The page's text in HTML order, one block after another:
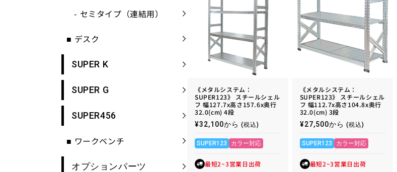
- セミタイプ（連結用）
■ デスク
SUPER K
SUPER G
SUPER456
■ ワークベンチ
オプションパーツ
《メタルシステム：
SUPER123》 スチールシェル
フ 幅127.7x高さ157.6x奥行
32.0(cm) 4段
通
価
格
¥32,100から (税込)
SUPER123 カラー対応
最短2~3営業日出荷
《メタルシステム：
SUPER123》 スチールシェル
フ 幅112.7x高さ104.8x奥行
32.0(cm) 3段
通
価
格
¥27,500から (税込)
SUPER123 カラー対応
最短2~3営業日出荷